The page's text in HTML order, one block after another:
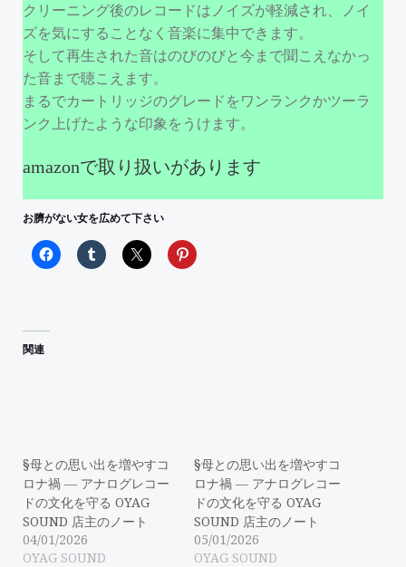
クリーニング後のレコードはノイズが軽減され、ノイ
ズを気にすることなく音楽に集中できます。
そして再生された音はのびのびと今まで聞こえなかっ
た音まで聴こえます。
まるでカートリッジのグレードをワンランクかツーラ
ンク上げたような印象をうけます。
amazonで取り扱いがあります
お臍がない女を広めて下さい
関連
§母との思い出を増やすコ
ロナ禍 ― アナログレコー
ドの文化を守る OYAG
SOUND 店主のノート
04/01/2026
OYAG SOUND
§母との思い出を増やすコ
ロナ禍 ― アナログレコー
ドの文化を守る OYAG
SOUND 店主のノート
05/01/2026
OYAG SOUND